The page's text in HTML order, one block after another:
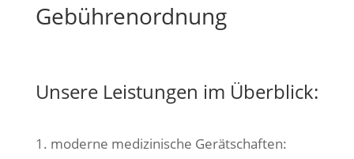
Gebührenordnung
Unsere Leistungen im Überblick:
1. moderne medizinische Gerätschaften: